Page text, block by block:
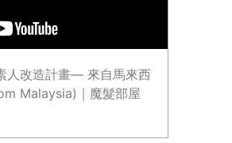
人改造計畫— 來自馬來西
Malaysia)｜魔髮部屋